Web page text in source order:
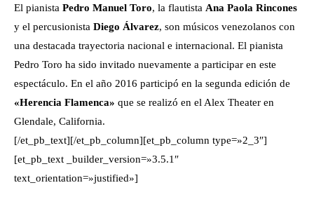
El pianista Pedro Manuel Toro, la flautista Ana Paola Rincones
y el percusionista Diego Álvarez, son músicos venezolanos con
una destacada trayectoria nacional e internacional. El pianista
Pedro Toro ha sido invitado nuevamente a participar en este
espectáculo. En el año 2016 participó en la segunda edición de
«Herencia Flamenca» que se realizó en el Alex Theater en
Glendale, California.
[/et_pb_text][/et_pb_column][et_pb_column type=»2_3″]
[et_pb_text _builder_version=»3.5.1″
text_orientation=»justified»]